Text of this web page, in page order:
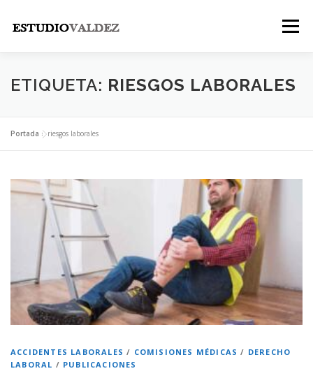
contenido
Menú
INICIO INSTITUCIONAL NOSOTROS
LEGALES PUBLICACIONES
ETIQUETA: RIESGOS LABORALES
Portada »riesgos laborales
ACCIDENTES LABORALES / COMISIONES MÉDICAS / DERECHO
LABORAL / PUBLICACIONES